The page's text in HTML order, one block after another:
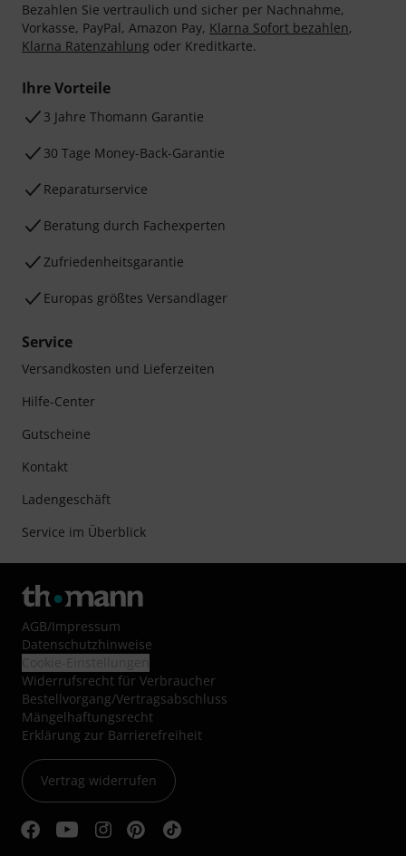
Bezahlen Sie vertraulich und sicher per Nachnahme,
Vorkasse, PayPal, Amazon Pay, Klarna Sofort bezahlen,
Klarna Ratenzahlung oder Kreditkarte.
Ihre Vorteile
3 Jahre Thomann Garantie
30 Tage Money-Back-Garantie
Reparaturservice
Beratung durch Fachexperten
Zufriedenheitsgarantie
Europas größtes Versandlager
Service
Versandkosten und Lieferzeiten
Hilfe-Center
Gutscheine
Kontakt
Ladengeschäft
Service im Überblick
AGB/Impressum
Datenschutzhinweise
Widerrufsrecht für Verbraucher
Bestellvorgang/Vertragsabschluss
Mängelhaftungsrecht
Erklärung zur Barrierefreiheit
Vertrag widerrufen